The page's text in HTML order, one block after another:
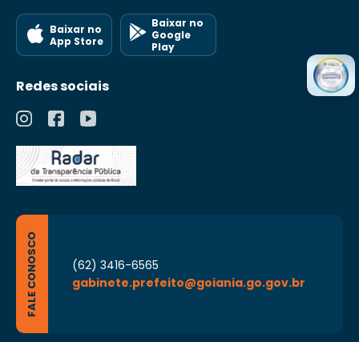
Baixar no
App Store
Baixar no
Google
Play
Redes sociais
FALE CONOSCO
(62) 3416-6565
gabinete.prefeito@goiania.go.gov.br